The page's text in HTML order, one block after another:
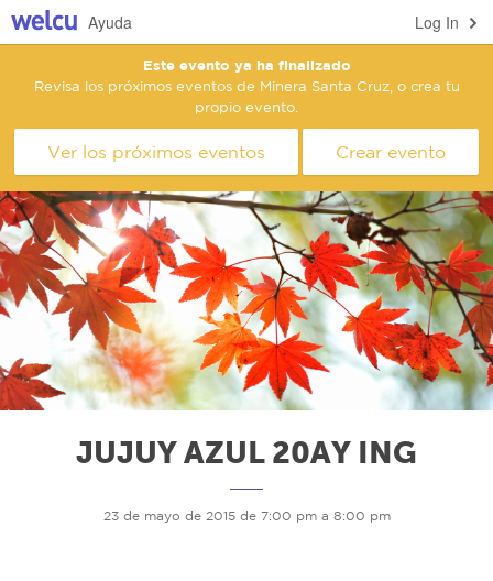
Log In
Ayuda
Este evento ya ha finalizado
Revisa los próximos eventos de Minera Santa Cruz, o crea tu
propio evento.
Ver los próximos eventos Crear evento
JUJUY AZUL 20AY ING
23 de mayo de 2015 de 7:00 pm a 8:00 pm